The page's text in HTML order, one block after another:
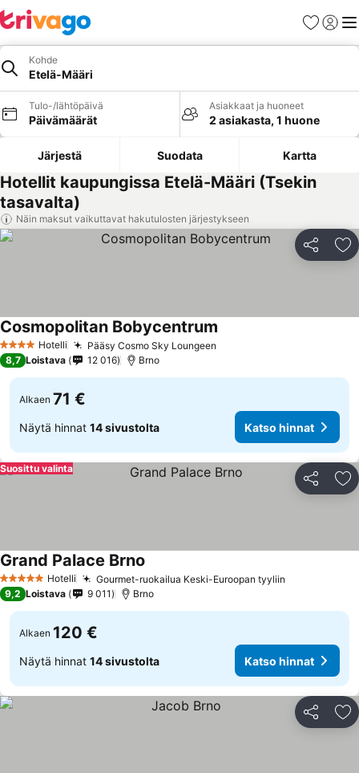
Suosikit
Kohde
Etelä-Määri
Tulo-/lähtöpäivä
Päivämäärät
Asiakkaat ja huoneet
2 asiakasta, 1 huone
Järjestä Suodata Kartta
Hotellit kaupungissa Etelä-Määri (Tsekin
tasavalta)
Näin maksut vaikuttavat hakutulosten järjestykseen
Jaa
4 Tähtiluokitus
Hotelli Pääsy Cosmo Sky Loungeen
Cosmopolitan Bobycentrum
8,7 Loistava 12 016 Brno
Alkaen 71 €
Näytä hinnat 14 sivustolta Katso hinnat
Jaa
Suosittu valinta
5 Tähtiluokitus
Hotelli Gourmet-ruokailua Keski-Euroopan tyyliin
Grand Palace Brno
9,2 Loistava 9 011 Brno
Alkaen 120 €
Näytä hinnat 14 sivustolta Katso hinnat
Jaa